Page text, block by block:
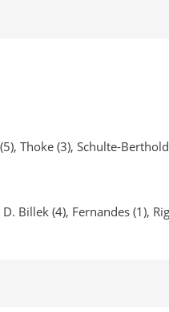
Thoke (3), Schulte-
Billek (4), Fernandes (1),